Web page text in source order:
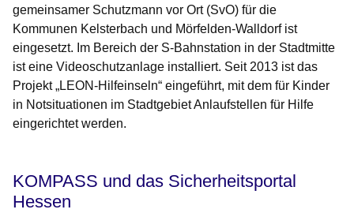
gemeinsamer Schutzmann vor Ort (SvO) für die
Kommunen Kelsterbach und Mörfelden-Walldorf ist
eingesetzt. Im Bereich der S-Bahnstation in der Stadtmitte
ist eine Videoschutzanlage installiert. Seit 2013 ist das
Projekt „LEON-Hilfeinseln“ eingeführt, mit dem für Kinder
in Notsituationen im Stadtgebiet Anlaufstellen für Hilfe
eingerichtet werden.
KOMPASS und das Sicherheitsportal
Hessen